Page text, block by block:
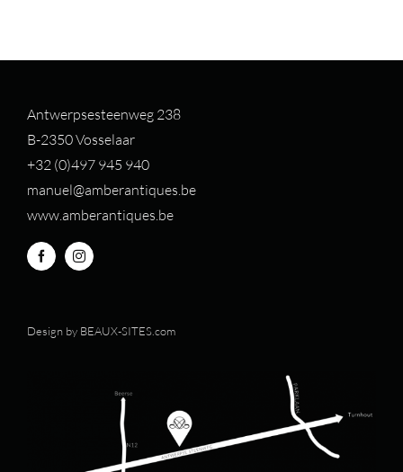
Antwerpsesteenweg 238
B-2350 Vosselaar
+32 (0)497 945 940
manuel@amberantiques.be
www.amberantiques.be
Design by BEAUX-SITES.com